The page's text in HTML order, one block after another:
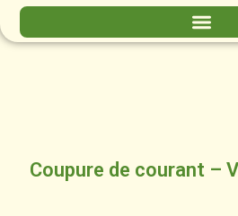
Coupure de courant –